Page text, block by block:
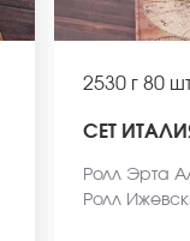
2530 г 80
СЕТ
Ролл Эрта
Ролл